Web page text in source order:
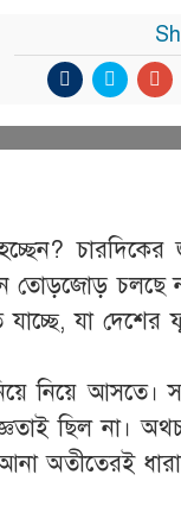
চারদিকের
তোড়জোড় চলছে
যা
নিয়ে আসতে।
ছিল না।
অতীতেরই